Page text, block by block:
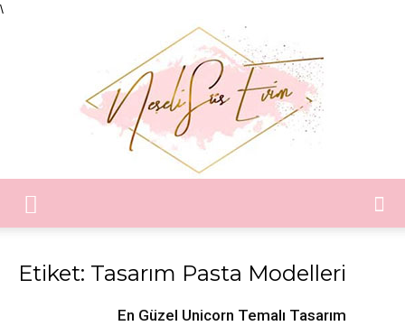
\
Etiket: Tasarım Pasta Modelleri
En Güzel Unicorn Temalı Tasarım